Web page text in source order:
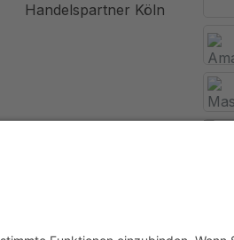
Handelspartner Köln